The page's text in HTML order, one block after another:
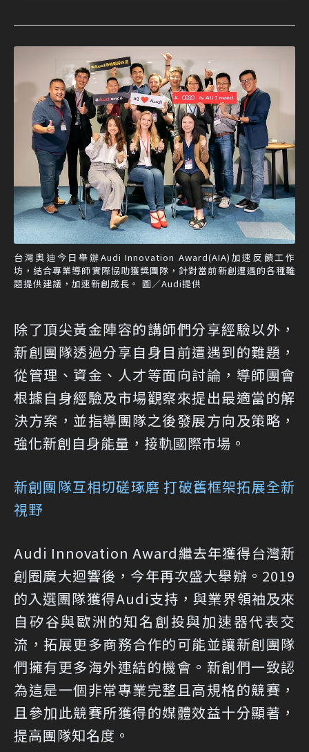
台灣奧迪今日舉辦Audi Innovation Award(AIA)加速反饋工作
坊，結合專業導師實際協助獲獎團隊，針對當前新創遭遇的各種難
題提供建議，加速新創成長。 圖／Audi提供
除了頂尖黃金陣容的講師們分享經驗以外，
新創團隊透過分享自身目前遭遇到的難題，
從管理、資金、人才等面向討論，導師團會
根據自身經驗及市場觀察來提出最適當的解
決方案，並指導團隊之後發展方向及策略，
強化新創自身能量，接軌國際市場。
新創團隊互相切磋琢磨 打破舊框架拓展全新
視野
Audi Innovation Award繼去年獲得台灣新
創圈廣大迴響後，今年再次盛大舉辦。2019
的入選團隊獲得Audi支持，與業界領袖及來
自矽谷與歐洲的知名創投與加速器代表交
流，拓展更多商務合作的可能並讓新創團隊
們擁有更多海外連結的機會。新創們一致認
為這是一個非常專業完整且高規格的競賽，
且參加此競賽所獲得的媒體效益十分顯著，
提高團隊知名度。